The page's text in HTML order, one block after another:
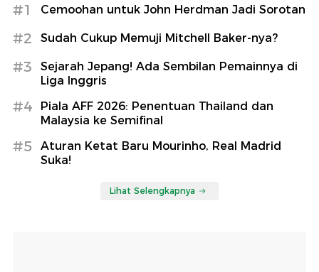
#1 Cemoohan untuk John Herdman Jadi Sorotan
#2 Sudah Cukup Memuji Mitchell Baker-nya?
#3
Sejarah Jepang! Ada Sembilan Pemainnya di
Liga Inggris
#4
Piala AFF 2026: Penentuan Thailand dan
Malaysia ke Semifinal
#5
Aturan Ketat Baru Mourinho, Real Madrid
Suka!
Lihat Selengkapnya